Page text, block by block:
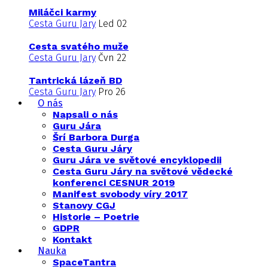
Miláčci karmy
Cesta Guru Jary Led 02
Cesta svatého muže
Cesta Guru Jary Čvn 22
Tantrická lázeň BD
Cesta Guru Jary Pro 26
O nás
Napsali o nás
Guru Jára
Šrí Barbora Durga
Cesta Guru Járy
Guru Jára ve světové encyklopedii
Cesta Guru Járy na světové vědecké
konferenci CESNUR 2019
Manifest svobody víry 2017
Stanovy CGJ
Historie – Poetrie
GDPR
Kontakt
Nauka
SpaceTantra